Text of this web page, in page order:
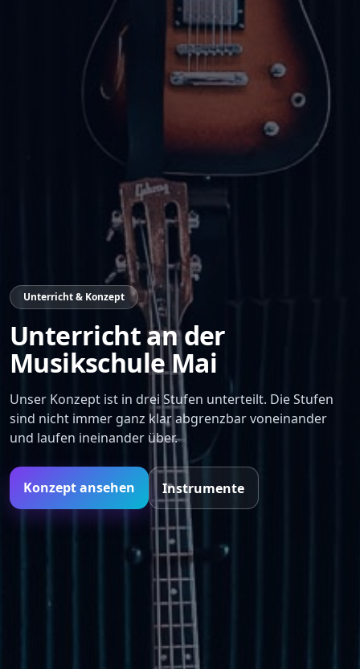
Unterricht & Konzept
Unterricht an der
Musikschule Mai
Unser Konzept ist in drei Stufen unterteilt. Die Stufen
sind nicht immer ganz klar abgrenzbar voneinander
und laufen ineinander über.
Konzept ansehen Instrumente